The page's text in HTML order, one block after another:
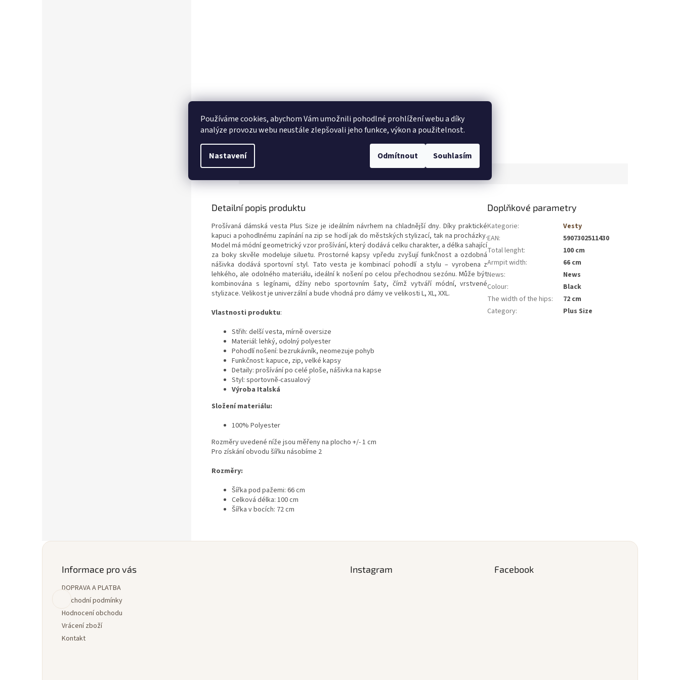
Používáme cookies, abychom Vám umožnili pohodlné prohlížení webu a díky
analýze provozu webu neustále zlepšovali jeho funkce, výkon a použitelnost.
Nastavení Odmítnout Souhlasím
Detailní popis produktu
Prošívaná dámská vesta Plus Size je ideálním návrhem na chladnější dny. Díky praktické
kapuci a pohodlnému zapínání na zip se hodí jak do městských stylizací, tak na procházky.
Model má módní geometrický vzor prošívání, který dodává celku charakter, a délka sahající
za boky skvěle modeluje siluetu. Prostorné kapsy vpředu zvyšují funkčnost a ozdobná
nášivka dodává sportovní styl. Tato vesta je kombinací pohodlí a stylu – vyrobena z
lehkého, ale odolného materiálu, ideální k nošení po celou přechodnou sezónu. Může být
kombinována s legínami, džíny nebo sportovním šaty, čímž vytváří módní, vrstvené
stylizace. Velikost je univerzální a bude vhodná pro dámy ve velikosti L, XL, XXL.
Vlastnosti produktu:
Střih: delší vesta, mírně oversize
Materiál: lehký, odolný polyester
Pohodlí nošení: bezrukávník, neomezuje pohyb
Funkčnost: kapuce, zip, velké kapsy
Detaily: prošívání po celé ploše, nášivka na kapse
Styl: sportovně-casualový
Výroba Italská
Složení materiálu:
100% Polyester
Rozměry uvedené níže jsou měřeny na plocho +/- 1 cm
Pro získání obvodu šířku násobíme 2
Rozměry:
Šířka pod pažemi: 66 cm
Celková délka: 100 cm
Šířka v bocích: 72 cm
Doplňkové parametry
Kategorie:
Vesty
EAN:
5907302511430
Total lenght:
100 cm
Armpit width:
66 cm
News:
News
Colour:
Black
The width of the hips:
72 cm
Category: Plus Size
Informace pro vás
DOPRAVA A PLATBA
Obchodní podmínky
Hodnocení obchodu
Vrácení zboží
Kontakt
Instagram Facebook